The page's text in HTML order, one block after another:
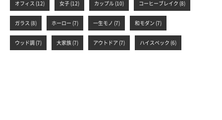
オフィス (12) 女子 (12) カップル (10) コーヒーブレイク (8)
ガラス (8) ホーロー (7) 一生モノ (7) 和モダン (7)
ウッド調 (7) 大家族 (7) アウトドア (7) ハイスペック (6)